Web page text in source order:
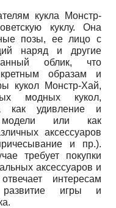
кукла Монстр-
куклу. Она
позы, ее лицо с
наряд и другие
облик, что
образам и
кукол Монстр-Хай,
модных кукол,
как удивление и
модели или как
аксессуаров
и пр.).
требует покупки
аксессуаров и
интересам
игры и